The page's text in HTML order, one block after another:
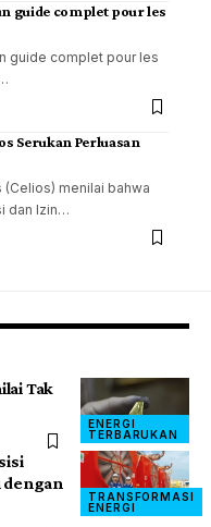
guide complet pour les
guide complet pour les
Serukan Perluasan
menilai bahwa
dan Izin…
ENERGI
TERBARUKAN
Tak
TRANSFORMASI
ENERGI
dengan